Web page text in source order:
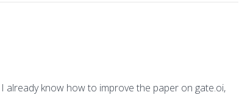
know how to improve the paper on gate.oi,